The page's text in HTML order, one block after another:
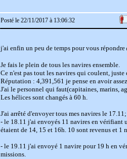
Posté le 22/11/2017 à 13:06:32
j'ai enfin un peu de temps pour vous répondre
Je fais le plein de tous les navires ensemble.
Ce n'est pas tout les navires qui coulent, juste
Réputation : 4,391,561 je pense en avoir
J'ai le personnel qui faut(capitaines, marins,
Les hélices sont changés à 60 h.
J'ai arrêté d'envoyer tous mes navires le
- le 18.11 j'ai envoyés 11 navires en vérifiant
étaient de 14, 15 et 16h. 10 sont revenus et 1
- le 19.11 j'ai envoyé 1 navire pour 19 h en
missions.